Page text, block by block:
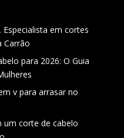
em cortes
Carrão
para 2026: O Guia
v para arrasar no
um corte de cabelo